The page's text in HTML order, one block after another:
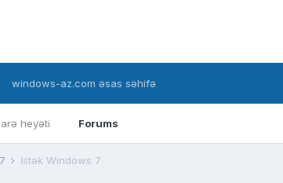
heyəti Forums
windows-az.com əsas səhifə
İstək Windows 7